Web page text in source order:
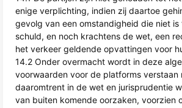
enige verplichting, indien zij daartoe
gevolg van een omstandigheid die niet is
schuld, en noch krachtens de wet, een
het verkeer geldende opvattingen voor
14.2 Onder overmacht wordt in deze
voorwaarden voor de platforms verstaan
daaromtrent in de wet en jurisprudentie
van buiten komende oorzaken, voorzien